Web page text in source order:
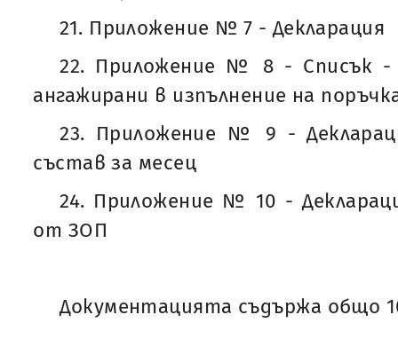
21. Приложение № 7 - Декларация
22. Приложение № 8 - Списък -
ангажирани в изпълнение на
23. Приложение № 9 -
състав за месец
24. Приложение № 10 -
от ЗОП
Документацията съдържа общо